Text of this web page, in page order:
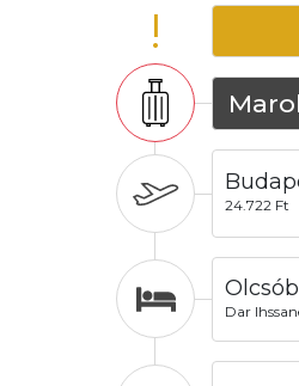
!
24.722 Ft
Dar